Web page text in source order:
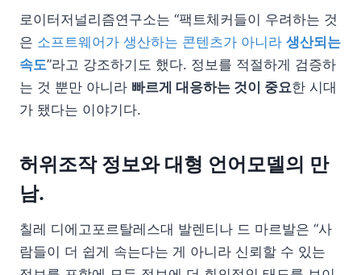
로이터저널리즘연구소는 “팩트체커들이 우려하는 것
은 소프트웨어가 생산하는 콘텐츠가 아니라 생산되는
속도”라고 강조하기도 했다. 정보를 적절하게 검증하
는 것 뿐만 아니라 빠르게 대응하는 것이 중요한 시대
가 됐다는 이야기다.
허위조작 정보와 대형 언어모델의 만
남.
칠레 디에고포르탈레스대 발렌티나 드 마르발은 “사
람들이 더 쉽게 속는다는 게 아니라 신뢰할 수 있는